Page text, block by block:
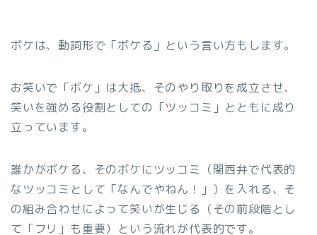
ボケは、動詞形で「ボケる」という言い方もします。
お笑いで「ボケ」は大抵、そのやり取りを成立させ、
笑いを強める役割としての「ツッコミ」とともに成り
立っています。
誰かがボケる、そのボケにツッコミ（関西弁で代表的
なツッコミとして「なんでやねん！」）を入れる、そ
の組み合わせによって笑いが生じる（その前段階とし
て「フリ」も重要）という流れが代表的です。